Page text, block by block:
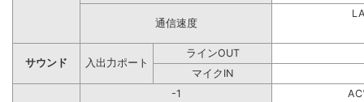
通信速度
サウンド 入出力ポート
ラインOUT
マイクIN
-1